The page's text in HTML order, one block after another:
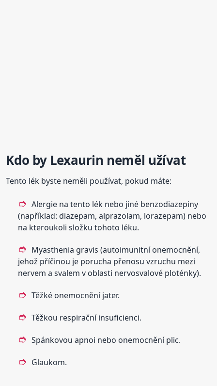
Kdo by Lexaurin neměl užívat
Tento lék byste neměli používat, pokud máte:
Alergie na tento lék nebo jiné benzodiazepiny
(například: diazepam, alprazolam, lorazepam) nebo
na kteroukoli složku tohoto léku.
Myasthenia gravis (autoimunitní onemocnění,
jehož příčinou je porucha přenosu vzruchu mezi
nervem a svalem v oblasti nervosvalové ploténky).
Těžké onemocnění jater.
Těžkou respirační insuficienci.
Spánkovou apnoi nebo onemocnění plic.
Glaukom.